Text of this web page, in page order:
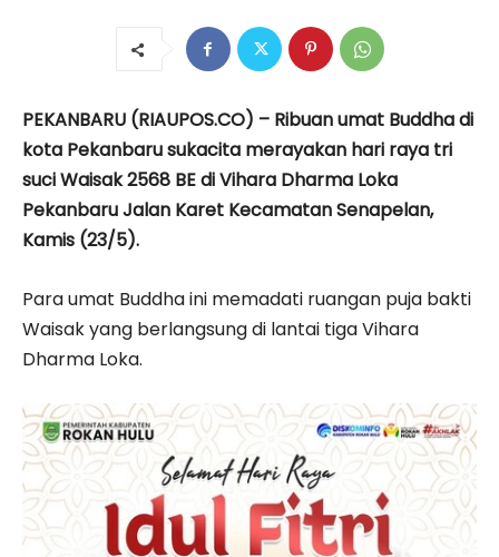
PEKANBARU (RIAUPOS.CO) – Ribuan umat Buddha di
kota Pekanbaru sukacita merayakan hari raya tri
suci Waisak 2568 BE di Vihara Dharma Loka
Pekanbaru Jalan Karet Kecamatan Senapelan,
Kamis (23/5).
Para umat Buddha ini memadati ruangan puja bakti
Waisak yang berlangsung di lantai tiga Vihara
Dharma Loka.